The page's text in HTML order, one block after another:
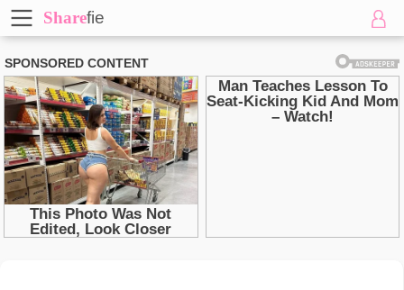
Sharefie